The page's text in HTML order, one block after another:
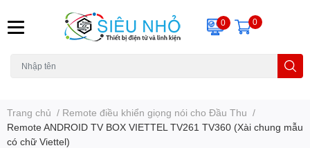
0 0
Trang chủ / Remote điều khiển giọng nói cho Đầu Thu /
Remote ANDROID TV BOX VIETTEL TV261 TV360 (Xài chung mẫu
có chữ Viettel)